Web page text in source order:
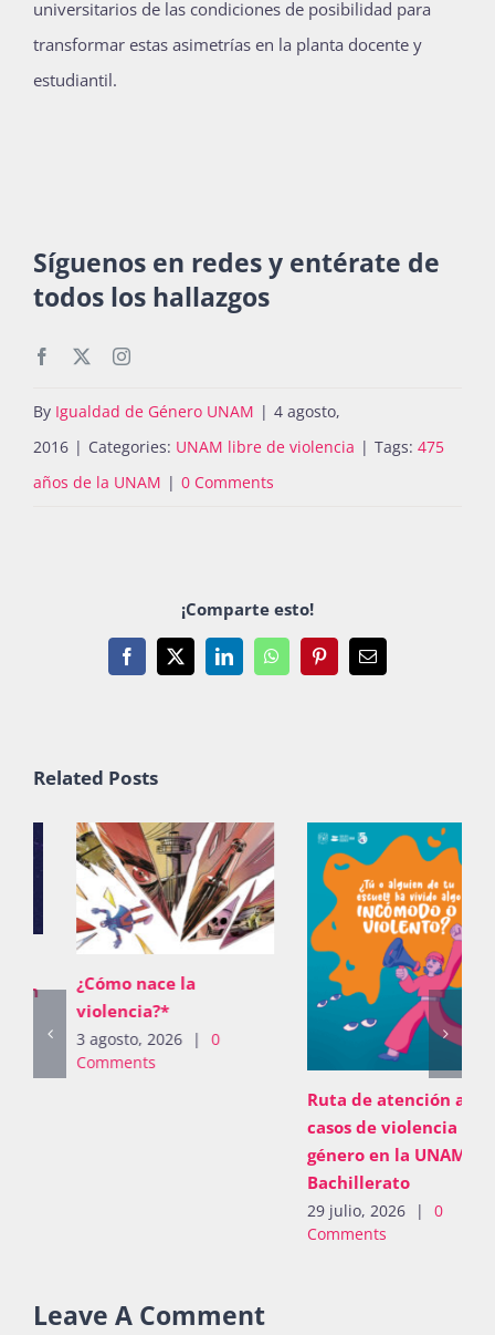
universitarios de las condiciones de posibilidad para
transformar estas asimetrías en la planta docente y
estudiantil.
Síguenos en redes y entérate de
todos los hallazgos
By Igualdad de Género UNAM | 4 agosto,
2016 | Categories: UNAM libre de violencia | Tags: 475
años de la UNAM | 0 Comments
¡Comparte esto!
Facebook
X LinkedInWhatsAppPinterestEmail
Related Posts
¿Cómo nace la
violencia?*
3 agosto, 2026 | 0
Comments
Ruta de atención a
casos de violencia de
género en la UNAM:
Bachillerato
29 julio, 2026 | 0
Comments
Leave A Comment